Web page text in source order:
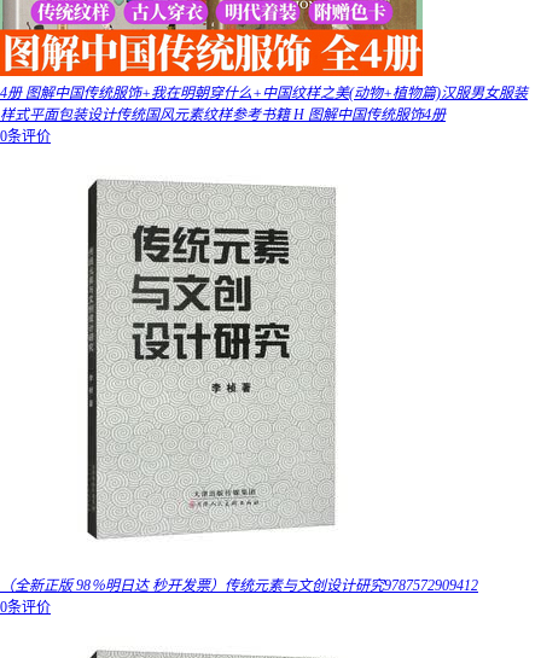
4册 图解中国传统服饰+我在明朝穿什么+中国纹样之美(动物+植物篇)汉服男女服装
样式平面包装设计传统国风元素纹样参考书籍 H 图解中国传统服饰4册
0条评价
（全新正版 98％明日达 秒开发票）传统元素与文创设计研究9787572909412
0条评价